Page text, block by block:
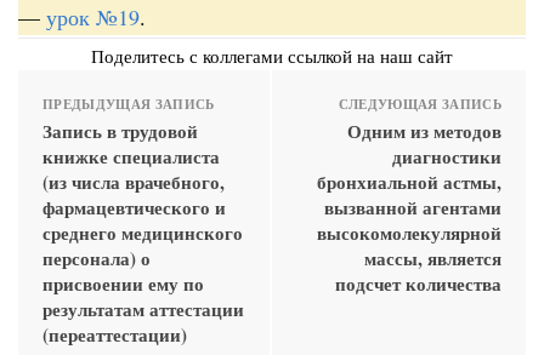
— урок №19.
Поделитесь с коллегами ссылкой на наш сайт
ПРЕДЫДУЩАЯ ЗАПИСЬ
Запись в трудовой
книжке специалиста
(из числа врачебного,
фармацевтического и
среднего медицинского
персонала) о
присвоении ему по
результатам аттестации
(переаттестации)
СЛЕДУЮЩАЯ ЗАПИСЬ
Одним из методов
диагностики
бронхиальной астмы,
вызванной агентами
высокомолекулярной
массы, является
подсчет количества